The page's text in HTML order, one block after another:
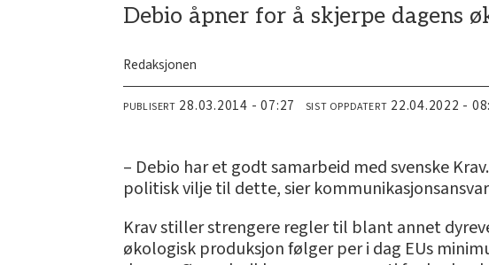
Debio åpner for å skjerpe dagens
Redaksjonen
PUBLISERT 28.03.2014 - 07:27 SIST OPPDATERT 22.04.2022 -
– Debio har et godt samarbeid med svenske
politisk vilje til dette, sier
Krav stiller strengere regler til blant annet
økologisk produksjon følger per i dag EUs